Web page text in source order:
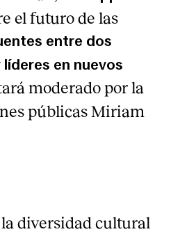
el futuro de las
entre dos
en nuevos
moderado por la
públicas Miriam
diversidad cultural